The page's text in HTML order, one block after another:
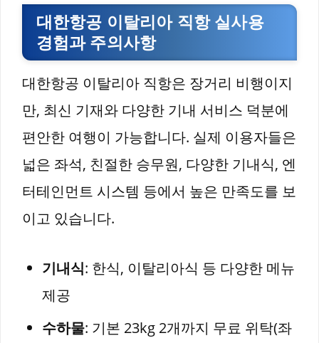
대한항공 이탈리아 직항 실사용
경험과 주의사항
대한항공 이탈리아 직항은 장거리 비행이지
만, 최신 기재와 다양한 기내 서비스 덕분에
편안한 여행이 가능합니다. 실제 이용자들은
넓은 좌석, 친절한 승무원, 다양한 기내식, 엔
터테인먼트 시스템 등에서 높은 만족도를 보
이고 있습니다.
기내식: 한식, 이탈리아식 등 다양한 메뉴
제공
수하물: 기본 23kg 2개까지 무료 위탁(좌